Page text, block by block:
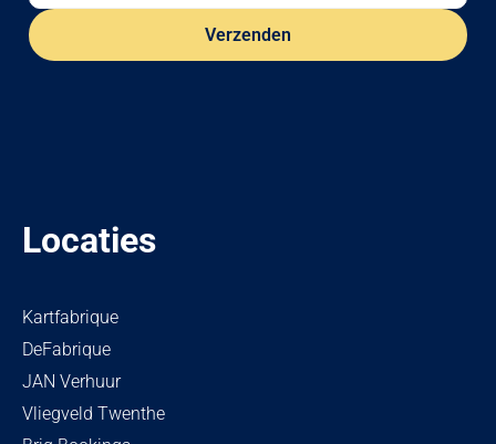
Locaties
Kartfabrique
DeFabrique
JAN Verhuur
Vliegveld Twenthe